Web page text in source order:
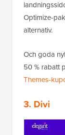
Optimize-
alternativ.
Och goda
50 % rabatt
Themes-
3. Divi